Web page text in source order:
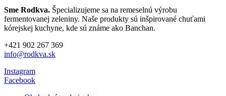
Sme Rodkva. Špecializujeme sa na remeselnú výrobu
fermentovanej zeleniny. Naše produkty sú inšpirované chuťami
kórejskej kuchyne, kde sú známe ako Banchan.
+421 902 267 369
info@rodkva.sk
Instagram
Facebook